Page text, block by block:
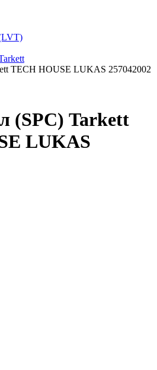
TECH HOUSE LUKAS 257042002
(SPC) Tarkett
LUKAS